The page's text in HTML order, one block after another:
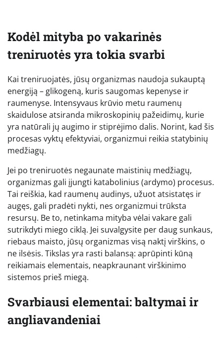
Kodėl mityba po vakarinės
treniruotės yra tokia svarbi
Kai treniruojatės, jūsų organizmas naudoja sukauptą
energiją – glikogeną, kuris saugomas kepenyse ir
raumenyse. Intensyvaus krūvio metu raumenų
skaidulose atsiranda mikroskopinių pažeidimų, kurie
yra natūrali jų augimo ir stiprėjimo dalis. Norint, kad šis
procesas vyktų efektyviai, organizmui reikia statybinių
medžiagų.
Jei po treniruotės negaunate maistinių medžiagų,
organizmas gali įjungti katabolinius (ardymo) procesus.
Tai reiškia, kad raumenų audinys, užuot atsistatęs ir
augęs, gali pradėti nykti, nes organizmui trūksta
resursų. Be to, netinkama mityba vėlai vakare gali
sutrikdyti miego ciklą. Jei suvalgysite per daug sunkaus,
riebaus maisto, jūsų organizmas visą naktį virškins, o
ne ilsėsis. Tikslas yra rasti balansą: aprūpinti kūną
reikiamais elementais, neapkraunant virškinimo
sistemos prieš miegą.
Svarbiausi elementai: baltymai ir
angliavandeniai